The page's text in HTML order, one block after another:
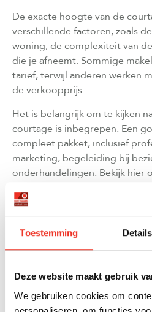
Toestemming Details
Deze website maakt gebruik
We gebruiken cookies om
De exacte hoogte van de
verschillende factoren, zoals
woning, de complexiteit van
die je afneemt. Sommige
tarief, terwijl anderen werken
de verkoopprijs.
Het is belangrijk om te kijken
courtage is inbegrepen. Een
compleet pakket, inclusief
marketing, begeleiding bij
onderhandelingen. Bekijk hier
inbegrepen.
HOE LANG DUURT HET
De gemiddelde verkooptijd in
6 en 12 weken, afhankelijk van
woningtype, prijsstelling,